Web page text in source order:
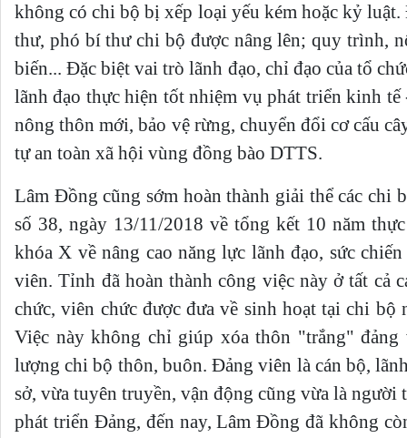
không có chi bộ bị xếp loại yếu kém hoặc kỷ
thư, phó bí thư chi bộ được nâng lên; quy trình,
biến... Đặc biệt vai trò lãnh đạo, chỉ đạo của tổ
lãnh đạo thực hiện tốt nhiệm vụ phát triển kinh
nông thôn mới, bảo vệ rừng, chuyển đổi cơ cấu
tự an toàn xã hội vùng đồng bào DTTS.
Lâm Đồng cũng sớm hoàn thành giải thể các
số 38, ngày 13/11/2018 về tổng kết 10 năm
khóa X về nâng cao năng lực lãnh đạo, sức
viên. Tỉnh đã hoàn thành công việc này ở tất cả
chức, viên chức được đưa về sinh hoạt tại chi
Việc này không chỉ giúp xóa thôn "trắng" đảng
lượng chi bộ thôn, buôn. Ðảng viên là cán bộ,
sở, vừa tuyên truyền, vận động cũng vừa là
phát triển Ðảng, đến nay, Lâm Đồng đã không